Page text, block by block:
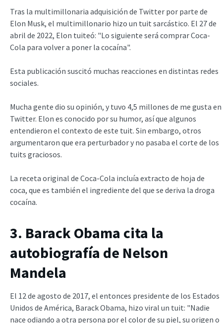
Tras la multimillonaria adquisición de Twitter por parte de
Elon Musk, el multimillonario hizo un tuit sarcástico. El 27 de
abril de 2022, Elon tuiteó: "Lo siguiente será comprar Coca-
Cola para volver a poner la cocaína".
Esta publicación suscitó muchas reacciones en distintas redes
sociales.
Mucha gente dio su opinión, y tuvo 4,5 millones de me gusta en
Twitter. Elon es conocido por su humor, así que algunos
entendieron el contexto de este tuit. Sin embargo, otros
argumentaron que era perturbador y no pasaba el corte de los
tuits graciosos.
La receta original de Coca-Cola incluía extracto de hoja de
coca, que es también el ingrediente del que se deriva la droga
cocaína.
3. Barack Obama cita la
autobiografía de Nelson
Mandela
El 12 de agosto de 2017, el entonces presidente de los Estados
Unidos de América, Barack Obama, hizo viral un tuit: "Nadie
nace odiando a otra persona por el color de su piel, su origen o